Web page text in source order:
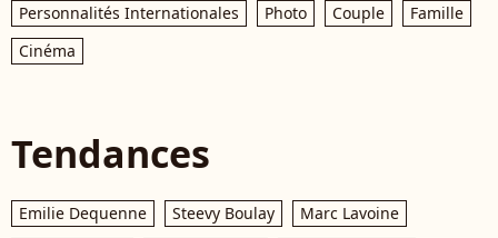
Personnalités Internationales
Photo Couple
Famille
Cinéma
Tendances
Emilie Dequenne Steevy Boulay
Marc Lavoine